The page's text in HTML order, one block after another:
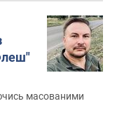
масованими